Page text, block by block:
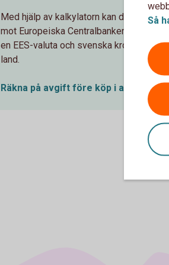
Med hjälp av kalkylatorn kan du jämföra
mot Europeiska Centralbankens (ECB)
en EES-valuta och svenska kronor när
land.
Räkna på avgift före köp i annan
Så